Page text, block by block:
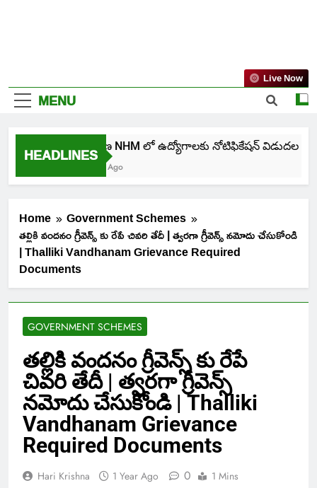
MENU
Live Now
HEADLINES
తెలంగాణ NHM లో ఉద్యోగాలకు నోటిఫికేషన్ విడుదల
Home
Government Schemes
తల్లికి వందనం గ్రీవెన్స్ కు రేపే చివరి తేదీ | త్వరగా గ్రీవెన్స్ నమోదు చేసుకోండి
| Thalliki Vandhanam Grievance Required
Documents
GOVERNMENT SCHEMES
తల్లికి వందనం గ్రీవెన్స్ కు రేపే
చివరి తేదీ | త్వరగా గ్రీవెన్స్
నమోదు చేసుకోండి | Thalliki
Vandhanam Grievance
Required Documents
Hari Krishna 1 Year Ago 0 1 Mins